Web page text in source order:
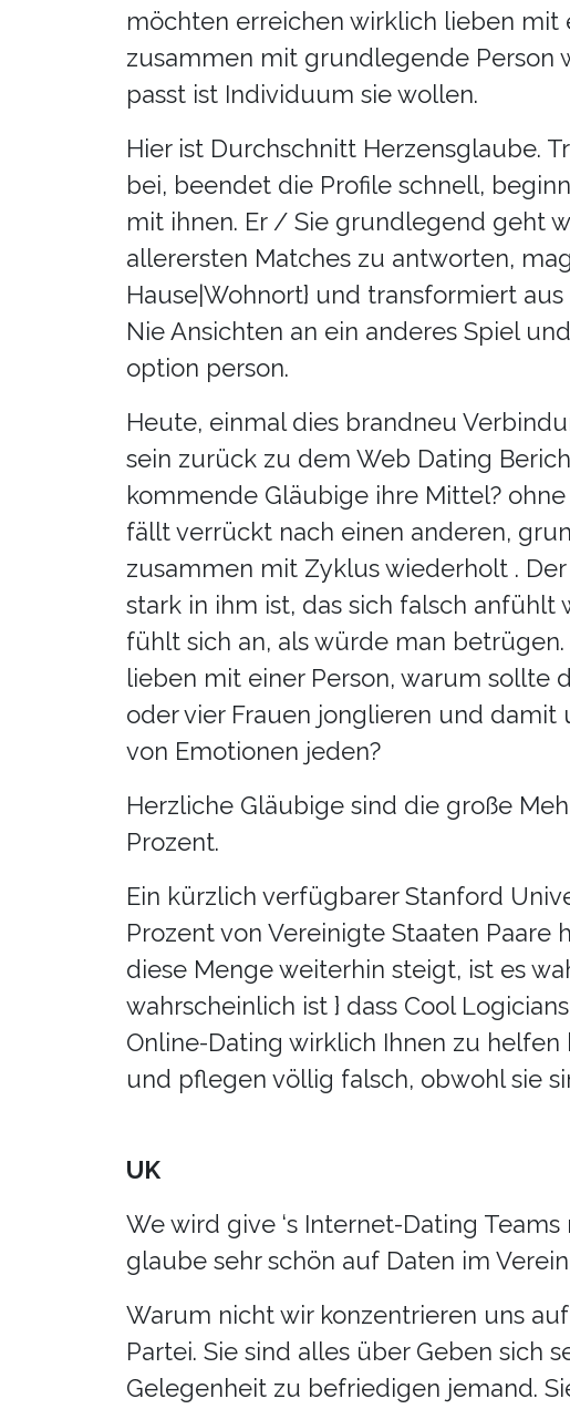
möchten erreichen wirklich lieben mit
zusammen mit grundlegende Person
passt ist Individuum sie wollen.
Hier ist Durchschnitt Herzensglaube.
bei, beendet die Profile schnell,
mit ihnen. Er / Sie grundlegend geht
allerersten Matches zu antworten,
Hause|Wohnort} und transformiert
Nie Ansichten an ein anderes Spiel
option person.
Heute, einmal dies brandneu
sein zurück zu dem Web Dating
kommende Gläubige ihre Mittel?
fällt verrückt nach einen anderen,
zusammen mit Zyklus wiederholt .
stark in ihm ist, das sich falsch anfühlt
fühlt sich an, als würde man
lieben mit einer Person, warum sollte
oder vier Frauen jonglieren und
von Emotionen jeden?
Herzliche Gläubige sind die große
Prozent.
Ein kürzlich verfügbarer Stanford
Prozent von Vereinigte Staaten Paare
diese Menge weiterhin steigt, ist es
wahrscheinlich ist } dass Cool
Online-Dating wirklich Ihnen zu
und pflegen völlig falsch, obwohl sie
UK
We wird give ‘s Internet-Dating
glaube sehr schön auf Daten im
Warum nicht wir konzentrieren uns
Partei. Sie sind alles über Geben sich
Gelegenheit zu befriedigen jemand.